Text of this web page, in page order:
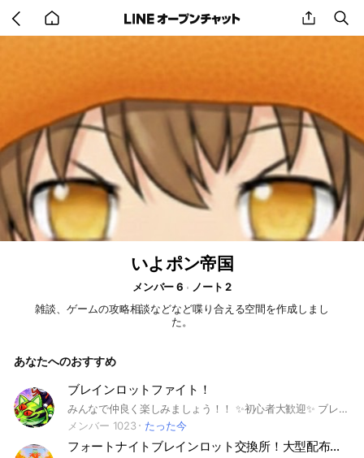
back
to
share
いよポン帝国
メンバー 6
ノート 2
雑談、ゲームの攻略相談などなど喋り合える空間を作成しまし
た。
あなたへのおすすめ
ブレインロットファイト！
みんなで仲良く楽しみましょう！！ ✨️初心者大歓迎✨️ ブレロやってない方もぜひ！ みんなで楽しめるように 人が嫌がることはやめましょう🙂‍↕️ 下ネタ・暴言・許可なしの宣伝❌️ #フォートナイト #フォトナ #ブレインロット #ブレインロットファイト #仲良く #楽しむ
メンバー 1023
たった今
フォートナイトブレインロット交換所！大型配布大量にします！